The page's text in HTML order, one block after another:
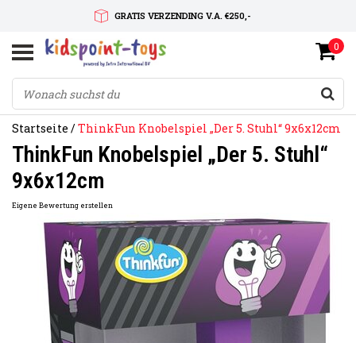
GRATIS VERZENDING V.A. €250,-
SNELLE LEVERTIJD
SERVICE OP MAAT
0
Startseite /ThinkFun Knobelspiel „Der 5. Stuhl“ 9x6x12cm
ThinkFun Knobelspiel „Der 5. Stuhl“
9x6x12cm
Eigene Bewertung erstellen